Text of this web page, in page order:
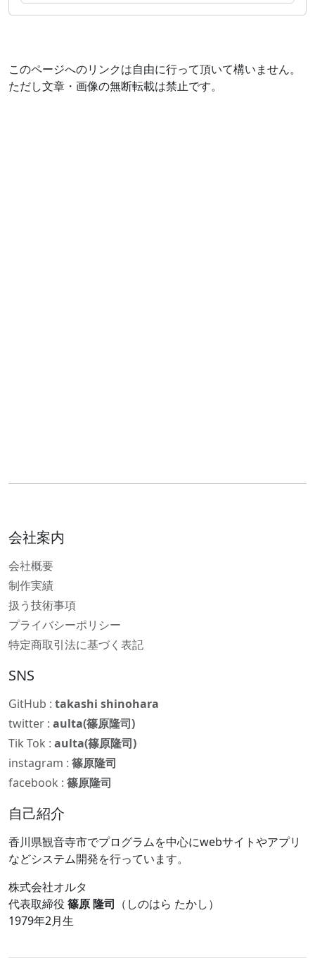
このページへのリンクは自由に行って頂いて構いません。
ただし文章・画像の無断転載は禁止です。
会社案内
会社概要
制作実績
扱う技術事項
プライバシーポリシー
特定商取引法に基づく表記
SNS
GitHub : takashi shinohara
twitter : aulta(篠原隆司)
Tik Tok : aulta(篠原隆司)
instagram : 篠原隆司
facebook : 篠原隆司
自己紹介
香川県観音寺市でプログラムを中心にwebサイトやアプリ
などシステム開発を行っています。
株式会社オルタ
代表取締役 篠原 隆司 （しのはら たかし）
1979年2月生